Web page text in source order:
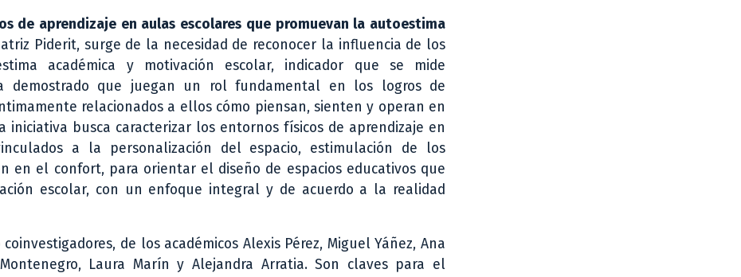
de aprendizaje en aulas escolares que promuevan la autoestima
Piderit, surge de la necesidad de reconocer la influencia de los
académica y motivación escolar, indicador que se mide
demostrado que juegan un rol fundamental en los logros de
relacionados a ellos cómo piensan, sienten y operan en
busca caracterizar los entornos físicos de aprendizaje en
a la personalización del espacio, estimulación de los
en el confort, para orientar el diseño de espacios educativos que
escolar, con un enfoque integral y de acuerdo a la realidad
de los académicos Alexis Pérez, Miguel Yáñez, Ana
Laura Marín y Alejandra Arratia. Son claves para el